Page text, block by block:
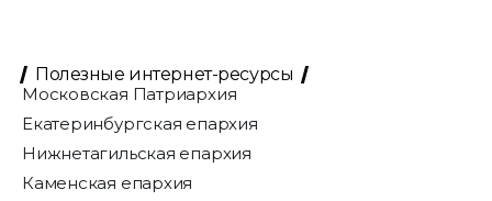
Полезные интернет-ресурсы
Московская Патриархия
Екатеринбургская епархия
Нижнетагильская епархия
Каменская епархия